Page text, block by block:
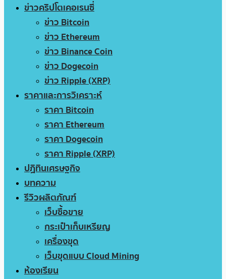
ข่าวคริปโตเคอเรนซี่
ข่าว Bitcoin
ข่าว Ethereum
ข่าว Binance Coin
ข่าว Dogecoin
ข่าว Ripple (XRP)
ราคาและการวิเคราะห์
ราคา Bitcoin
ราคา Ethereum
ราคา Dogecoin
ราคา Ripple (XRP)
ปฏิทินเศรษฐกิจ
บทความ
รีวิวผลิตภัณฑ์
เว็บซื้อขาย
กระเป๋าเก็บเหรียญ
เครื่องขุด
เว็บขุดแบบ Cloud Mining
ห้องเรียน